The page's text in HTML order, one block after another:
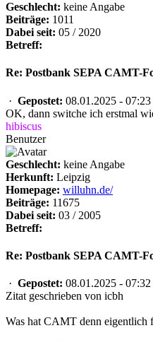
Geschlecht: keine Angabe
Beiträge: 1011
Dabei seit: 05 / 2020
Betreff:
Re: Postbank SEPA CAMT-
· Gepostet: 08.01.2025 -
OK, dann switche ich erstmal
hibiscus
Benutzer
Geschlecht: keine Angabe
Herkunft: Leipzig
Homepage: willuhn.de/
Beiträge: 11675
Dabei seit: 03 / 2005
Betreff:
Re: Postbank SEPA CAMT-
· Gepostet: 08.01.2025 -
Zitat geschrieben von icbh
Was hat CAMT denn eigentlich